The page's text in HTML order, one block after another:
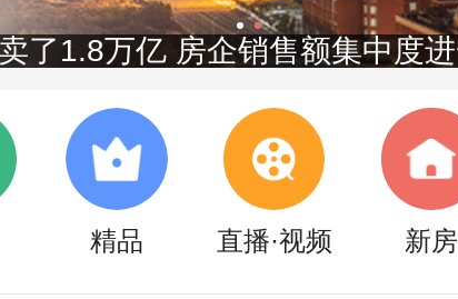
精品 直播·视频 新房